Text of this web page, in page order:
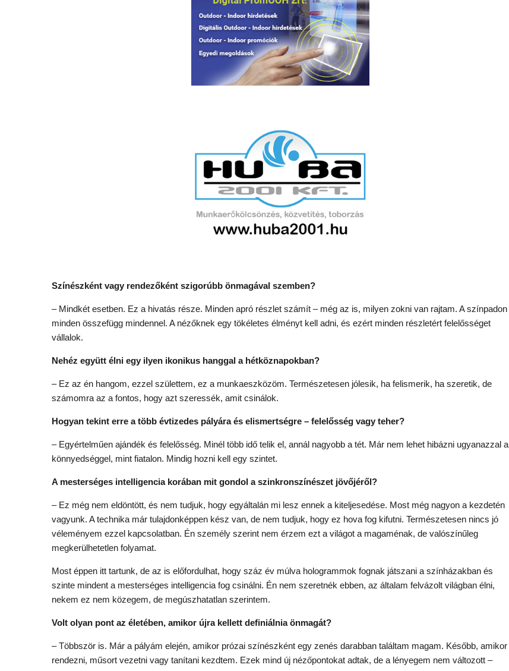
Színészként vagy rendezőként szigorúbb önmagával szemben?
– Mindkét esetben. Ez a hivatás része. Minden apró részlet számít – még az is, milyen zokni van rajtam. A színpadon
minden összefügg mindennel. A nézőknek egy tökéletes élményt kell adni, és ezért minden részletért felelősséget
vállalok.
Nehéz együtt élni egy ilyen ikonikus hanggal a hétköznapokban?
– Ez az én hangom, ezzel születtem, ez a munkaeszközöm. Természetesen jólesik, ha felismerik, ha szeretik, de
számomra az a fontos, hogy azt szeressék, amit csinálok.
Hogyan tekint erre a több évtizedes pályára és elismertségre – felelősség vagy teher?
– Egyértelműen ajándék és felelősség. Minél több idő telik el, annál nagyobb a tét. Már nem lehet hibázni ugyanazzal a
könnyedséggel, mint fiatalon. Mindig hozni kell egy szintet.
A mesterséges intelligencia korában mit gondol a szinkronszínészet jövőjéről?
– Ez még nem eldöntött, és nem tudjuk, hogy egyáltalán mi lesz ennek a kiteljesedése. Most még nagyon a kezdetén
vagyunk. A technika már tulajdonképpen kész van, de nem tudjuk, hogy ez hova fog kifutni. Természetesen nincs jó
véleményem ezzel kapcsolatban. Én személy szerint nem érzem ezt a világot a magaménak, de valószínűleg
megkerülhetetlen folyamat.
Most éppen itt tartunk, de az is előfordulhat, hogy száz év múlva hologrammok fognak játszani a színházakban és
szinte mindent a mesterséges intelligencia fog csinálni. Én nem szeretnék ebben, az általam felvázolt világban élni,
nekem ez nem közegem, de megúszhatatlan szerintem.
Volt olyan pont az életében, amikor újra kellett definiálnia önmagát?
– Többször is. Már a pályám elején, amikor prózai színészként egy zenés darabban találtam magam. Később, amikor
rendezni, műsort vezetni vagy tanítani kezdtem. Ezek mind új nézőpontokat adtak, de a lényegem nem változott –